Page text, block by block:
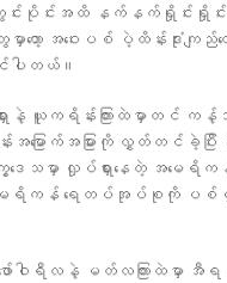
းပိုင်းအထိ နက်နက်ရှိုင်းရှို
ာတော့ အဝေးပစ် ပဲ့ထိန်းဒုံးကျ
င်ပါတယ်။
နဲ့ ယူကရိန်းကြားထဲမှာတင် ကန့်
အမြောက်အမြားကို လွှတ်တင်ခဲ့ပ
ေ့ဒေသမှာ လှုပ်ရှားနေတဲ့ အမေရိက
ေရိကန် ရေတပ်အုပ်စုကို ပစ်မှ
ဝါရီလနဲ့ မတ်လကြားထဲမှာ အီရ